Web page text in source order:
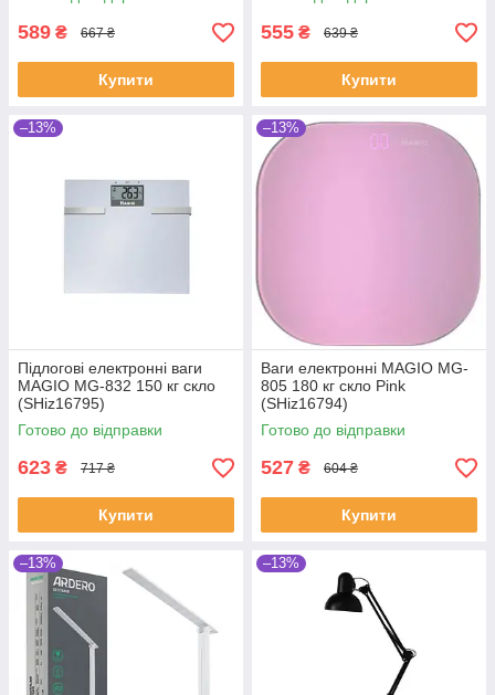
589 ₴ 667 ₴
Купити
555 ₴ 639 ₴
Купити
–13%
Підлогові електронні ваги
MAGIO MG-832 150 кг скло
(SHiz16795)
Готово до відправки
623 ₴ 717 ₴
Купити
–13%
Ваги електронні MAGIO MG-
805 180 кг скло Pink
(SHiz16794)
Готово до відправки
527 ₴ 604 ₴
Купити
–13% –13%